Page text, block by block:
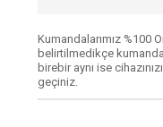
Kumandalarımız %100
belirtilmedikçe
birebir aynı ise
geçiniz.